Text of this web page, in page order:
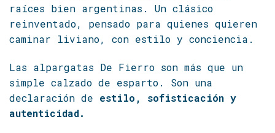
raíces bien argentinas. Un clásico
reinventado, pensado para quienes quieren
caminar liviano, con estilo y conciencia.
Las alpargatas De Fierro son más que un
simple calzado de esparto. Son una
declaración de estilo, sofisticación y
autenticidad.